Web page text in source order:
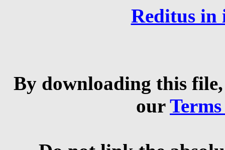
Reditus in
By downloading this
our